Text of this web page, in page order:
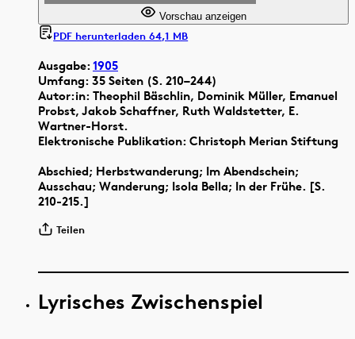
Ausgabe:1905
Umfang: 35 Seiten (S. 210–244)
Autor:in: Theophil Bäschlin, Dominik Müller, Emanuel
Probst, Jakob Schaffner, Ruth Waldstetter, E.
Wartner-Horst.
Elektronische Publikation: Christoph Merian Stiftung
Abschied; Herbstwanderung; Im Abendschein;
Ausschau; Wanderung; Isola Bella; In der Frühe. [S.
210-215.]
Teilen
Vorschau anzeigen
PDF herunterladen 64,1 MB
Lyrisches Zwischenspiel